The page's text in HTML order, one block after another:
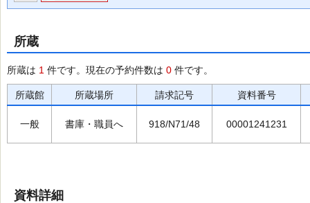
所蔵
所蔵は 1 件です。現在の予約件数は 0 件です。
所蔵館 所蔵場所 請求記号 資料番号
一般 書庫・職員へ 918/N71/48 00001241231
資料詳細